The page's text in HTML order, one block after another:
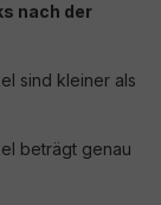
nach der
sind kleiner als
beträgt genau